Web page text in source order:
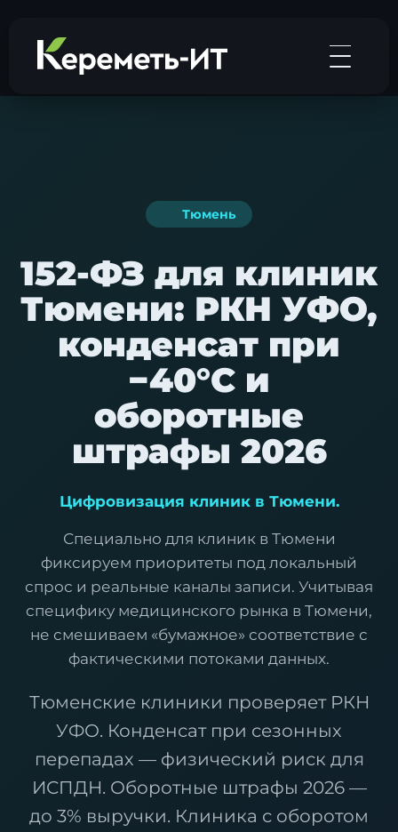
Тюмень
152-ФЗ для клиник
Тюмени: РКН УФО,
конденсат при
−40°C и
оборотные
штрафы 2026
Цифровизация клиник в Тюмени.
Специально для клиник в Тюмени
фиксируем приоритеты под локальный
спрос и реальные каналы записи. Учитывая
специфику медицинского рынка в Тюмени,
не смешиваем «бумажное» соответствие с
фактическими потоками данных.
Тюменские клиники проверяет РКН
УФО. Конденсат при сезонных
перепадах — физический риск для
ИСПДН. Оборотные штрафы 2026 —
до 3% выручки. Клиника с оборотом